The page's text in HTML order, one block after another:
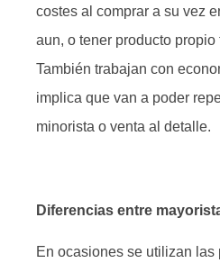
costes al comprar a su vez
aun, o tener producto
También trabajan con
implica que van a poder
minorista o venta al detalle.
Diferencias entre
En ocasiones se utilizan